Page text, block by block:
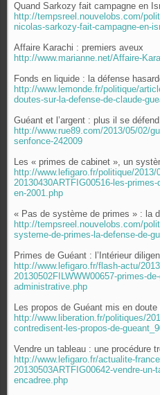
Quand Sarkozy fait campagne en
http://tempsreel.nouvelobs.com/
nicolas-sarkozy-fait-campagne-en-
Affaire Karachi : premiers aveux
http://www.marianne.net/Affaire-
Fonds en liquide : la défense
http://www.lemonde.fr/politique/
doutes-sur-la-defense-de-claude-
Guéant et l’argent : plus il se
http://www.rue89.com/2013/05/02/
senfonce-242009
Les « primes de cabinet », un
http://www.lefigaro.fr/politique/2013/
20130430ARTFIG00516-les-
en-2001.php
« Pas de système de primes » : la
http://tempsreel.nouvelobs.com/
systeme-de-primes-la-defense-de-
Primes de Guéant : l’Intérieur
http://www.lefigaro.fr/flash-actu/
20130502FILWWW00657-primes-
administrative.php
Les propos de Guéant mis en doute
http://www.liberation.fr/politiques/
contredisent-les-propos-de-
Vendre un tableau : une procédure
http://www.lefigaro.fr/actualite-
20130503ARTFIG00642-vendre-un-
encadree.php